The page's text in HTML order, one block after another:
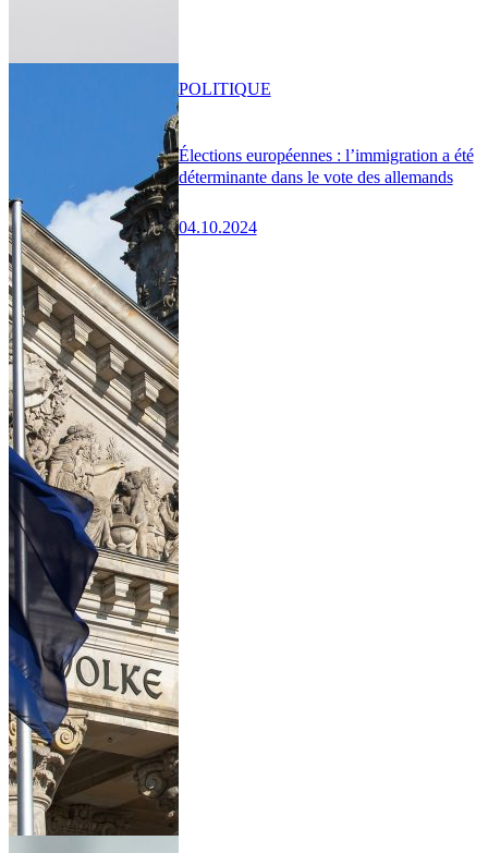
Élections européennes : l’immigration a été
déterminante dans le vote des allemands
04.10.2024
POLITIQUE